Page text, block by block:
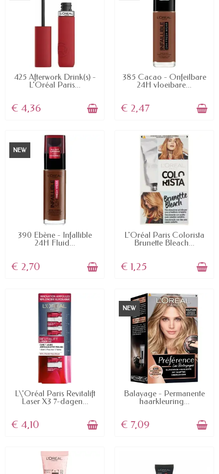
AVAILABLE
425 Afterwork Drink(s) -
L'Oréal Paris...
€ 4,36
AVAILABLE
385 Cacao - Onfeilbare
24H vloeibare...
€ 2,47
NEW
AVAILABLE
390 Ebène - Infallible
24H Fluid...
€ 2,70
AVAILABLE
L'Oréal Paris Colorista
Brunette Bleach...
€ 1,25
AVAILABLE
L\'Oréal Paris Revitalift
Laser X3 7-dagen...
€ 4,10
NEW
AVAILABLE
Balayage - Permanente
haarkleuring...
€ 7,09